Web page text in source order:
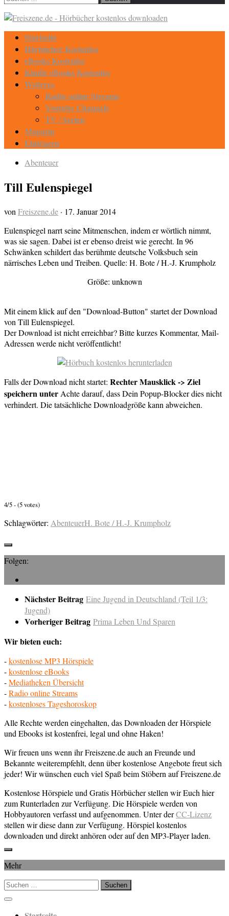
Startseite
Hörbücher Kostenlos
eBooks Kostenlos
Kindle eBooks Kostenlos
Weiteres
Radio online Streams
Youtube Channels
TV / Serien
Magazin
Eintragen
Abenteuer
Till Eulenspiegel
von Freiszene.de · 17. Januar 2014
Eulenspiegel narrt seine Mitmenschen, indem er wörtlich nimmt,
was sie sagen. Dabei ist er ebenso dreist wie gerecht. In 96
Schwänken schildert das berühmte deutsche Volksbuch sein
närrisches Leben und Treiben. Quelle: H. Bote / H.-J. Krumpholz
Größe: unknown
Mit einem klick auf den "Download-Button" startet der Download
von Till Eulenspiegel.
Der Download ist nicht erreichbar? Bitte kurzes Kommentar, Mail-
Adressen werde nicht veröffentlicht!
Falls der Download nicht startet: Rechter Mausklick -> Ziel
speichern unter Achte darauf, dass Dein Popup-Blocker dies nicht
verhindert. Die tatsächliche Downloadgröße kann abweichen.
4/5 - (5 votes)
Schlagwörter: AbenteuerH. Bote / H.-J. Krumpholz
Folgen:
Nächster Beitrag Eine Jugend in Deutschland (Teil 1/3:
Jugend)
Vorheriger Beitrag Prima Leben Und Sparen
Wir bieten euch:
-kostenlose MP3 Hörspiele
-kostenlose eBooks
-Mediatheken Übersicht
-Radio online Streams
-kostenloses Tageshoroskop
Alle Rechte werden eingehalten, das Downloaden der Hörspiele
und Ebooks ist kostenfrei, legal und ohne Haken!
Wir freuen uns wenn ihr Freiszene.de auch an Freunde und
Bekannte weiterempfehlt, denn über kostenlose Angebote freut sich
jeder! Wir wünschen euch viel Spaß beim Stöbern auf Freiszene.de
Kostenlose Hörspiele und Gratis Hörbücher stellen wir Euch hier
zum Runterladen zur Verfügung. Die Hörspiele werden von
Hobbyautoren verfasst und aufgenommen. Unter derCC-Lizenz
stellen wir diese dann zur Verfügung. Hörspiel kostenlos
downloaden und direkt anhören oder auf den MP3-Player laden.
Mehr
Suchen
nach: